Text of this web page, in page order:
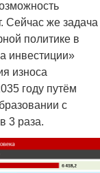
Сейчас же задача
политике в
инвестиции»
износа
году путём
с
3 раза.